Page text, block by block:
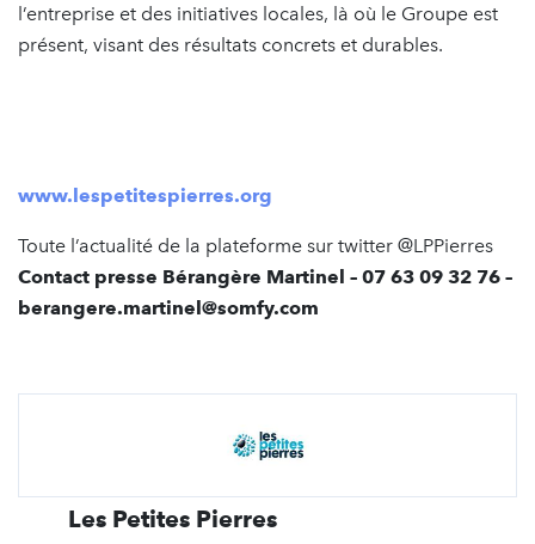
l’entreprise et des initiatives locales, là où le Groupe est
présent, visant des résultats concrets et durables.
www.lespetitespierres.org
Toute l’actualité de la plateforme sur twitter @LPPierres
Contact presse Bérangère Martinel – 07 63 09 32 76 –
berangere.martinel@somfy.com
Les Petites Pierres